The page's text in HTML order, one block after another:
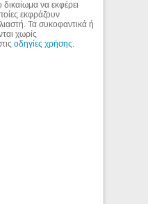
να εκφέρει
εκφράζουν
Τα συκοφαντικά ή
χωρίς
οδηγίες χρήσης.